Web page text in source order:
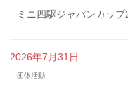
ミニ四駆ジャパンカッ
2026年7月31日
団体活動